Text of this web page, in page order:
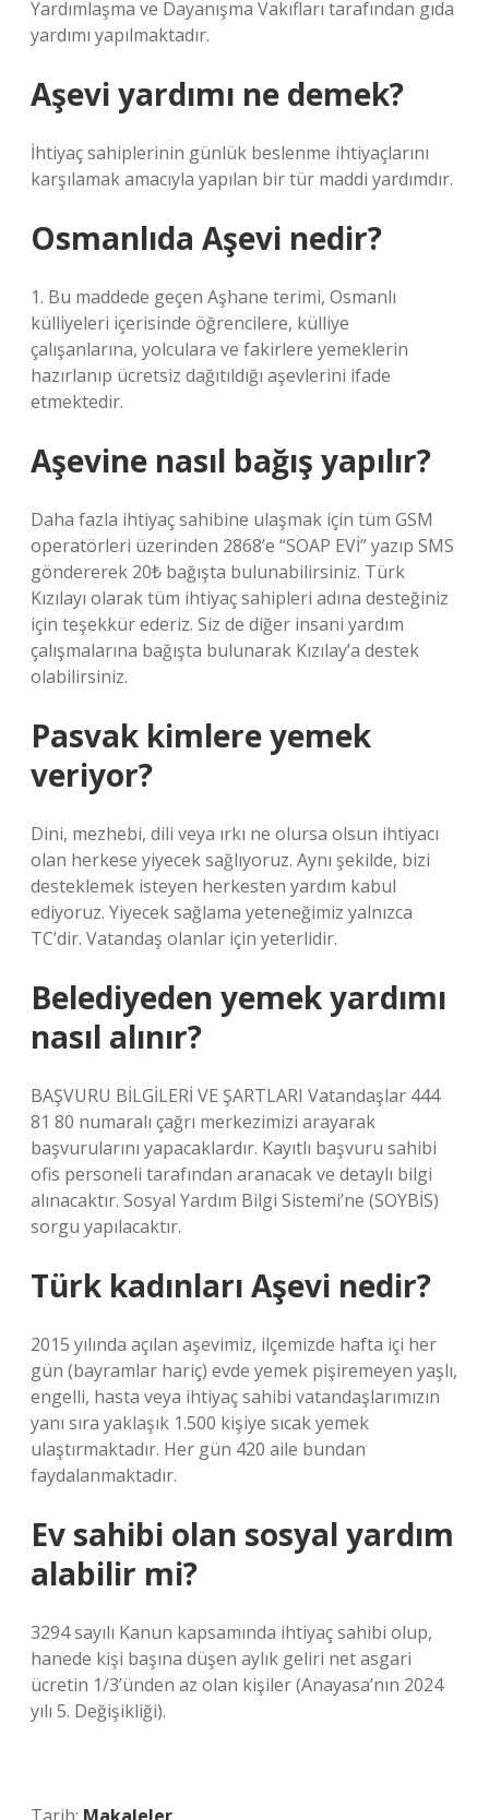
Yardımlaşma ve Dayanışma Vakıfları tarafından gıda
yardımı yapılmaktadır.
Aşevi yardımı ne demek?
İhtiyaç sahiplerinin günlük beslenme ihtiyaçlarını
karşılamak amacıyla yapılan bir tür maddi yardımdır.
Osmanlıda Aşevi nedir?
1. Bu maddede geçen Aşhane terimi, Osmanlı
külliyeleri içerisinde öğrencilere, külliye
çalışanlarına, yolculara ve fakirlere yemeklerin
hazırlanıp ücretsiz dağıtıldığı aşevlerini ifade
etmektedir.
Aşevine nasıl bağış yapılır?
Daha fazla ihtiyaç sahibine ulaşmak için tüm GSM
operatörleri üzerinden 2868’e “SOAP EVİ” yazıp SMS
göndererek 20₺ bağışta bulunabilirsiniz. Türk
Kızılayı olarak tüm ihtiyaç sahipleri adına desteğiniz
için teşekkür ederiz. Siz de diğer insani yardım
çalışmalarına bağışta bulunarak Kızılay’a destek
olabilirsiniz.
Pasvak kimlere yemek
veriyor?
Dini, mezhebi, dili veya ırkı ne olursa olsun ihtiyacı
olan herkese yiyecek sağlıyoruz. Aynı şekilde, bizi
desteklemek isteyen herkesten yardım kabul
ediyoruz. Yiyecek sağlama yeteneğimiz yalnızca
TC’dir. Vatandaş olanlar için yeterlidir.
Belediyeden yemek yardımı
nasıl alınır?
BAŞVURU BİLGİLERİ VE ŞARTLARI Vatandaşlar 444
81 80 numaralı çağrı merkezimizi arayarak
başvurularını yapacaklardır. Kayıtlı başvuru sahibi
ofis personeli tarafından aranacak ve detaylı bilgi
alınacaktır. Sosyal Yardım Bilgi Sistemi’ne (SOYBİS)
sorgu yapılacaktır.
Türk kadınları Aşevi nedir?
2015 yılında açılan aşevimiz, ilçemizde hafta içi her
gün (bayramlar hariç) evde yemek pişiremeyen yaşlı,
engelli, hasta veya ihtiyaç sahibi vatandaşlarımızın
yanı sıra yaklaşık 1.500 kişiye sıcak yemek
ulaştırmaktadır. Her gün 420 aile bundan
faydalanmaktadır.
Ev sahibi olan sosyal yardım
alabilir mi?
3294 sayılı Kanun kapsamında ihtiyaç sahibi olup,
hanede kişi başına düşen aylık geliri net asgari
ücretin 1/3’ünden az olan kişiler (Anayasa’nın 2024
yılı 5. Değişikliği).